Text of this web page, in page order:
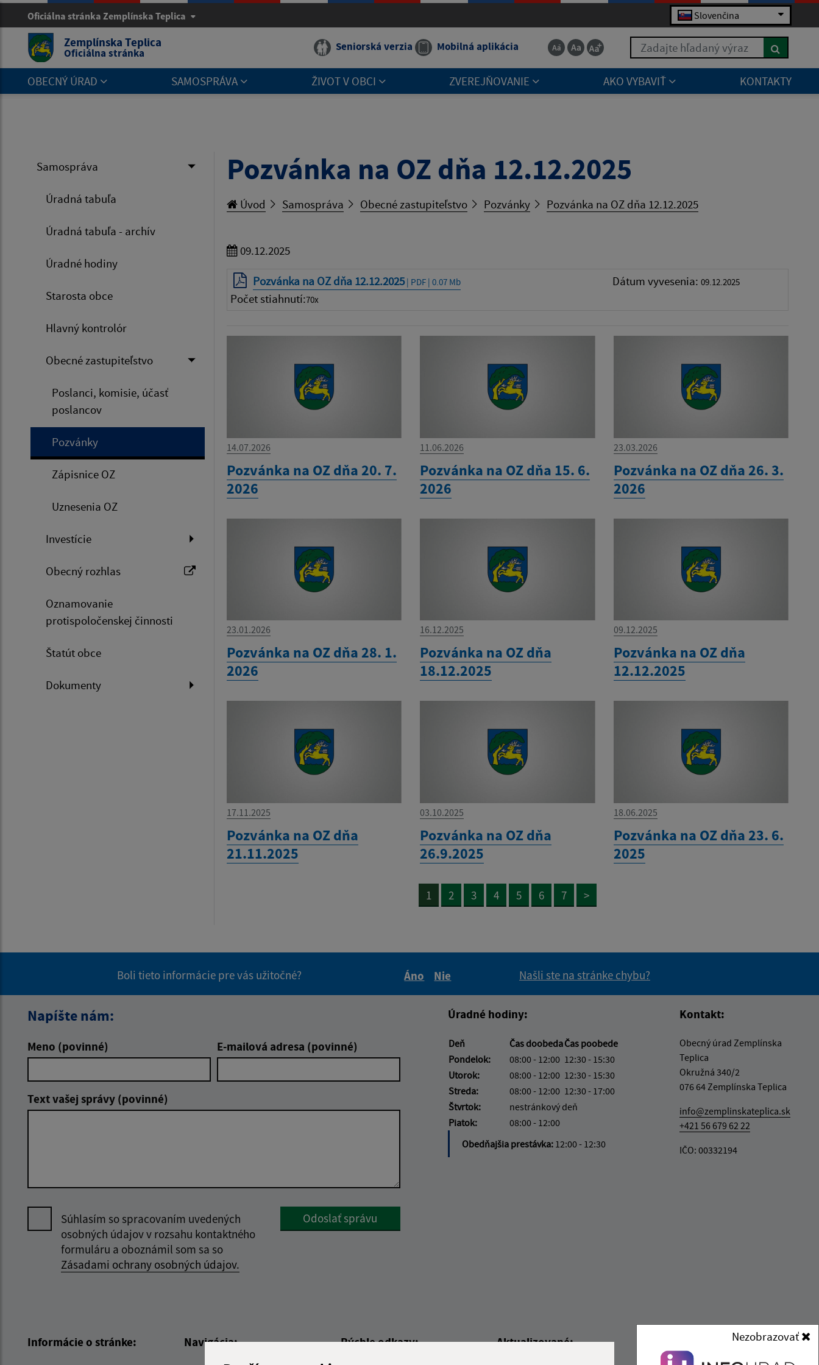
Nezobrazovať
Oficiálna stránka Zemplínska Teplica Slovenčina
Zemplínska Teplica
Oficiálna stránka Seniorská verzia Mobilná aplikácia Zadajte hľadaný výraz
OBECNÝ ÚRAD SAMOSPRÁVA ŽIVOT V OBCI ZVEREJŇOVANIE AKO VYBAVIŤ KONTAKTY
Samospráva
Úradná tabuľa
Úradná tabuľa - archív
Úradné hodiny
Starosta obce
Hlavný kontrolór
Obecné zastupiteľstvo
Poslanci, komisie, účasť
poslancov
Pozvánky
Zápisnice OZ
Uznesenia OZ
Investície
Obecný rozhlas
Oznamovanie
protispoločenskej činnosti
Štatút obce
Dokumenty
Pozvánka na OZ dňa 12.12.2025
Úvod Samospráva Obecné zastupiteľstvo Pozvánky Pozvánka na OZ dňa 12.12.2025
09.12.2025
Pozvánka na OZ dňa 12.12.2025| PDF | 0.07 Mb Dátum vyvesenia: 09.12.2025
Počet stiahnutí:70x
14.07.2026
Pozvánka na OZ dňa 20. 7.
2026
11.06.2026
Pozvánka na OZ dňa 15. 6.
2026
23.03.2026
Pozvánka na OZ dňa 26. 3.
2026
23.01.2026
Pozvánka na OZ dňa 28. 1.
2026
16.12.2025
Pozvánka na OZ dňa
18.12.2025
09.12.2025
Pozvánka na OZ dňa
12.12.2025
17.11.2025
Pozvánka na OZ dňa
21.11.2025
03.10.2025
Pozvánka na OZ dňa
26.9.2025
18.06.2025
Pozvánka na OZ dňa 23. 6.
2025
1 2 3 4 5 6 7 >
Boli tieto informácie pre vás užitočné?
Áno
Nie
Našli ste na stránke chybu?
Napíšte nám:
Meno (povinné) E-mailová adresa (povinné)
Text vašej správy (povinné)
Súhlasím so spracovaním uvedených
osobných údajov v rozsahu kontaktného
formuláru a oboznámil som sa so
Zásadami ochrany osobných údajov.
Odoslať správu
Úradné hodiny:
Deň Čas doobedaČas poobede
Pondelok:
08:00 - 12:00 12:30 - 15:30
Utorok:
08:00 - 12:00 12:30 - 15:30
Streda:
08:00 - 12:00 12:30 - 17:00
Štvrtok:
nestránkový deň
Piatok:
08:00 - 12:00
Obedňajšia prestávka: 12:00 - 12:30
Kontakt:
Obecný úrad Zemplínska
Teplica
Okružná 340/2
076 64 Zemplínska Teplica
info@zemplinskateplica.sk
+421 56 679 62 22
IČO: 00332194
Informácie o stránke: Navigácia: Rýchle odkazy: Aktualizované: Správca obsahu: